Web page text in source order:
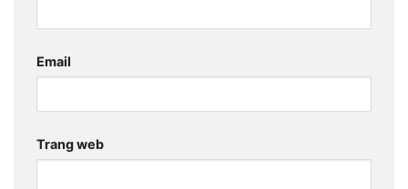
Email
Trang web